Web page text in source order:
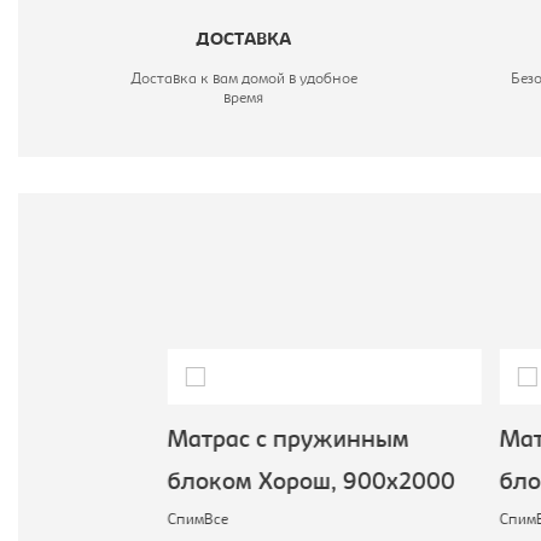
ДОСТАВКА
Доставка к вам домой в удобное
время
Матрас с пружинным
блоком Хорош, 900х2000
СпимВсе